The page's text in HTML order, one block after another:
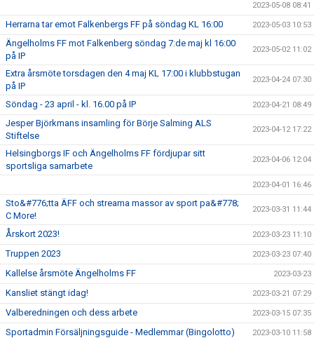
2023-05-08 08:41
Herrarna tar emot Falkenbergs FF på söndag KL 16:00 2023-05-03 10:53
Ängelholms FF mot Falkenberg söndag 7:de maj kl 16:00
på IP
2023-05-02 11:02
Extra årsmöte torsdagen den 4 maj KL 17:00 i klubbstugan
på IP
2023-04-24 07:30
Söndag - 23 april - kl. 16.00 på IP 2023-04-21 08:49
Jesper Björkmans insamling för Börje Salming ALS
Stiftelse
2023-04-12 17:22
Helsingborgs IF och Ängelholms FF fördjupar sitt
sportsliga samarbete
2023-04-06 12:04
2023-04-01 16:46
Sto&#776;tta ÄFF och streama massor av sport pa&#778;
C More!
2023-03-31 11:44
Årskort 2023! 2023-03-23 11:10
Truppen 2023 2023-03-23 07:40
Kallelse årsmöte Ängelholms FF 2023-03-23
Kansliet stängt idag! 2023-03-21 07:29
Valberedningen och dess arbete 2023-03-15 07:35
Sportadmin Försäljningsguide - Medlemmar (Bingolotto) 2023-03-10 11:58